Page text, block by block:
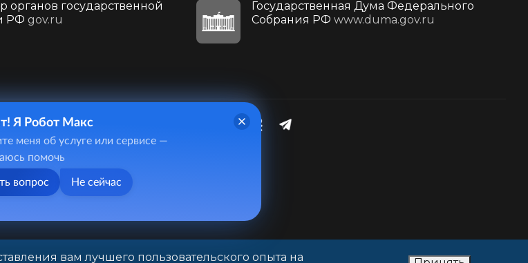
органов государственной
РФ gov.ru
Государственная Дума Федерального
Собрания РФ www.duma.gov.ru
ул. Первомайская, д. 78
49
вам лучшего пользовательского опыта на
Я Робот Макс
меня об услуге или сервисе —
помочь
вопрос Не сейчас